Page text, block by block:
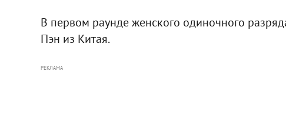
В первом раунде женского одиночного
Пэн из Китая.
РЕКЛАМА